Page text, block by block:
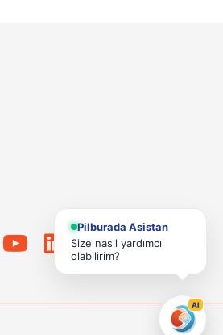
Pilburada Asistan
Size nasıl yardımcı
olabilirim?
AI